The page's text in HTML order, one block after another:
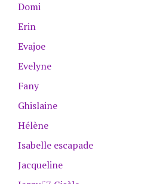
Domi
Erin
Evajoe
Evelyne
Fany
Ghislaine
Hélène
Isabelle escapade
Jacqueline